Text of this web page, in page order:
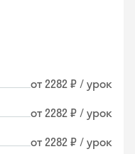
от 2282 ₽ / урок
от 2282 ₽ / урок
от 2282 ₽ / урок